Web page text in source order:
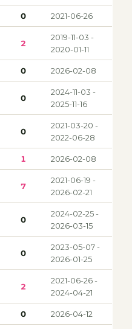
0 2021-06-26
2
2019-11-03 -
2020-01-11
0 2026-02-08
0
2024-11-03 -
2025-11-16
0
2021-03-20 -
2022-06-28
1 2026-02-08
7
2021-06-19 -
2026-02-21
0
2024-02-25 -
2026-03-15
0
2023-05-07 -
2026-01-25
2
2021-06-26 -
2024-04-21
0 2026-04-12